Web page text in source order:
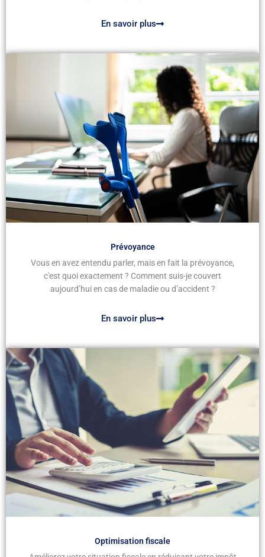
En savoir plus
Prévoyance
Vous en avez entendu parler, mais en fait la prévoyance,
c'est quoi exactement ? Comment suis-je couvert
aujourd’hui en cas de maladie ou d’accident ?
En savoir plus
Optimisation fiscale